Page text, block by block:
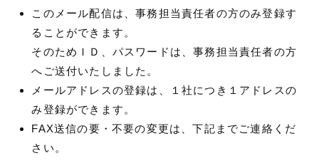
このメール配信は、事務担当責任者の方のみ登録す
ることができます。
そのためＩＤ、パスワードは、事務担当責任者の方
へご送付いたしました。
メールアドレスの登録は、１社につき１アドレスの
み登録ができます。
FAX送信の要・不要の変更は、下記までご連絡くだ
さい。